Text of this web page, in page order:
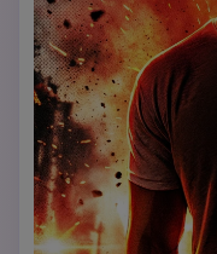
dalam. Ganti latar
atmosfer
bayangan bergaya
hitam yang jelas,
glossy pada kulit
warna yang lebih
dinamis sambil
Tambahkan sorotan
dan tepi tubuh.
suasana sinematik